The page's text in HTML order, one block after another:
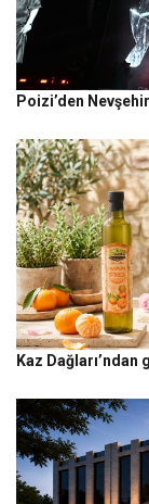
Poizi’den
Kaz